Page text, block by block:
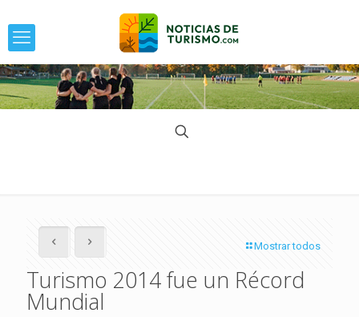
Mostrar todos
Turismo 2014 fue un Récord
Mundial